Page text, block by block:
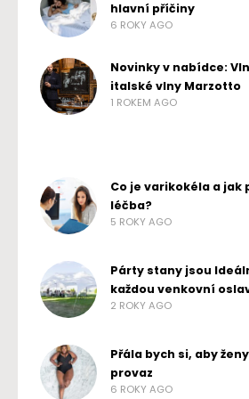
hlavní příčiny
6 ROKY AGO
Novinky v nabídce:
italské vlny Marzotto
1 ROKEM AGO
Co je varikokéla a jak
léčba?
5 ROKY AGO
Párty stany jsou
každou venkovní
2 ROKY AGO
Přála bych si, aby
provaz
6 ROKY AGO